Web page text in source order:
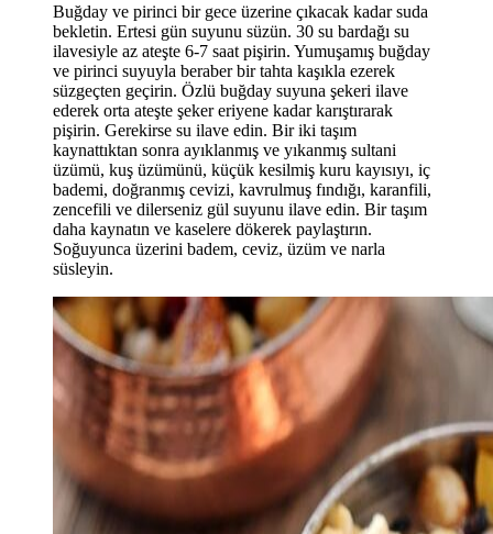
Buğday ve pirinci bir gece üzerine çıkacak kadar suda
bekletin. Ertesi gün suyunu süzün. 30 su bardağı su
ilavesiyle az ateşte 6-7 saat pişirin. Yumuşamış buğday
ve pirinci suyuyla beraber bir tahta kaşıkla ezerek
süzgeçten geçirin. Özlü buğday suyuna şekeri ilave
ederek orta ateşte şeker eriyene kadar karıştırarak
pişirin. Gerekirse su ilave edin. Bir iki taşım
kaynattıktan sonra ayıklanmış ve yıkanmış sultani
üzümü, kuş üzümünü, küçük kesilmiş kuru kayısıyı, iç
bademi, doğranmış cevizi, kavrulmuş fındığı, karanfili,
zencefili ve dilerseniz gül suyunu ilave edin. Bir taşım
daha kaynatın ve kaselere dökerek paylaştırın.
Soğuyunca üzerini badem, ceviz, üzüm ve narla
süsleyin.